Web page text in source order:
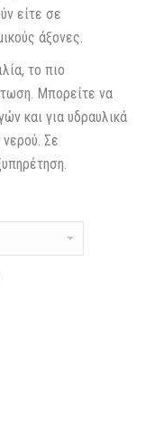
είτε σε
άξονες.
το πιο
Μπορείτε να
και για υδραυλικά
Σε